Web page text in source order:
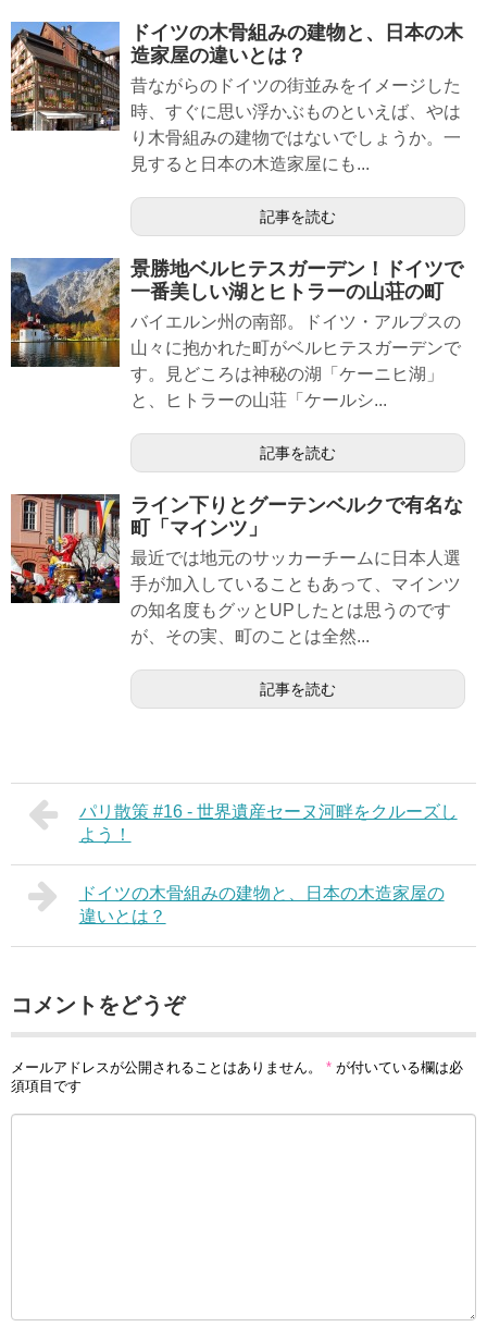
ドイツの木骨組みの建物と、日本の木
造家屋の違いとは？
昔ながらのドイツの街並みをイメージした
時、すぐに思い浮かぶものといえば、やは
り木骨組みの建物ではないでしょうか。一
見すると日本の木造家屋にも...
記事を読む
景勝地ベルヒテスガーデン！ドイツで
一番美しい湖とヒトラーの山荘の町
バイエルン州の南部。ドイツ・アルプスの
山々に抱かれた町がベルヒテスガーデンで
す。見どころは神秘の湖「ケーニヒ湖」
と、ヒトラーの山荘「ケールシ...
記事を読む
ライン下りとグーテンベルクで有名な
町「マインツ」
最近では地元のサッカーチームに日本人選
手が加入していることもあって、マインツ
の知名度もグッとUPしたとは思うのです
が、その実、町のことは全然...
記事を読む
パリ散策 #16 - 世界遺産セーヌ河畔をクルーズし
よう！
ドイツの木骨組みの建物と、日本の木造家屋の
違いとは？
コメントをどうぞ
メールアドレスが公開されることはありません。 * が付いている欄は必
須項目です